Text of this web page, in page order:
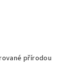
přírodou